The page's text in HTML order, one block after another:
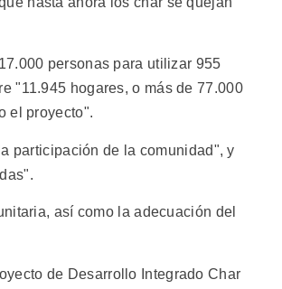
personas para utilizar 955
"11.945 hogares, o más de 77.000
el proyecto".
participación de la comunidad", y
así como la adecuación del
de Desarrollo Integrado Char